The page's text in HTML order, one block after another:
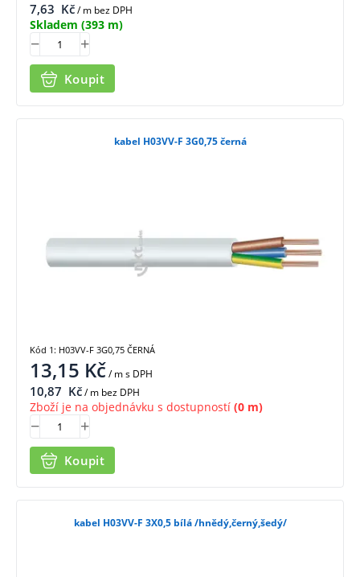
7,63 Kč/ m bez DPH
Skladem (393 m)
Koupit
kabel H03VV-F 3G0,75 černá
13,15 Kč/ ms DPH
10,87 Kč/ m bez DPH
Zboží je na objednávku s dostupností (0 m)
Koupit
Kód 1: H03VV-F 3G0,75 ČERNÁ
kabel H03VV-F 3X0,5 bílá /hnědý,černý,šedý/